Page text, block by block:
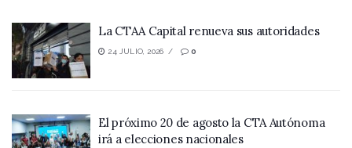
La CTAA Capital renueva sus autoridades
24 JULIO, 2026 0
El próximo 20 de agosto la CTA Autónoma
irá a elecciones nacionales